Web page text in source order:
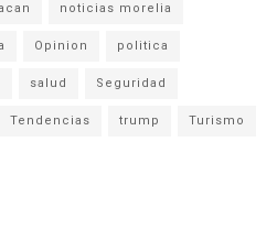
noticias morelia
Opinion politica
salud Seguridad
Tendencias trump Turismo